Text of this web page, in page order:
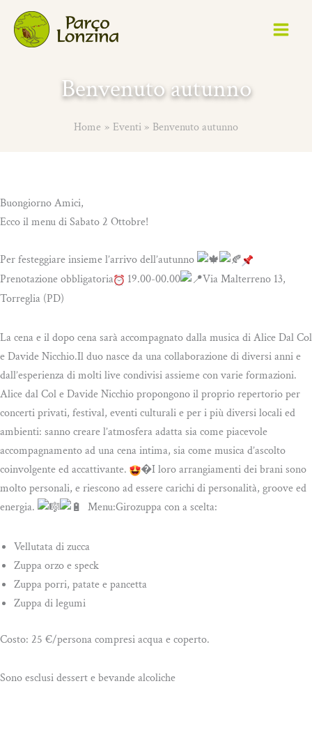
Benvenuto autunno
Home Eventi Benvenuto autunno
Buongiorno Amici,
Ecco il menu di Sabato 2 Ottobre!
Per festeggiare insieme l’arrivo dell’autunno
Prenotazione obbligatoria
19.00-00.00
Via Malterreno 13,
Torreglia (PD)
La cena e il dopo cena sarà accompagnato dalla musica di Alice Dal Col
e Davide Nicchio.Il duo nasce da una collaborazione di diversi anni e
dall’esperienza di molti live condivisi assieme con varie formazioni.
Alice dal Col e Davide Nicchio propongono il proprio repertorio per
concerti privati, festival, eventi culturali e per i più diversi locali ed
ambienti: sanno creare l’atmosfera adatta sia come piacevole
accompagnamento ad una cena intima, sia come musica d’ascolto
coinvolgente ed accattivante.
�I loro arrangiamenti dei brani sono
molto personali, e riescono ad essere carichi di personalità, groove ed
energia.
Menu:Girozuppa con a scelta:
Vellutata di zucca
Zuppa orzo e speck
Zuppa porri, patate e pancetta
Zuppa di legumi
Costo: 25 €/persona compresi acqua e coperto.
Sono esclusi dessert e bevande alcoliche